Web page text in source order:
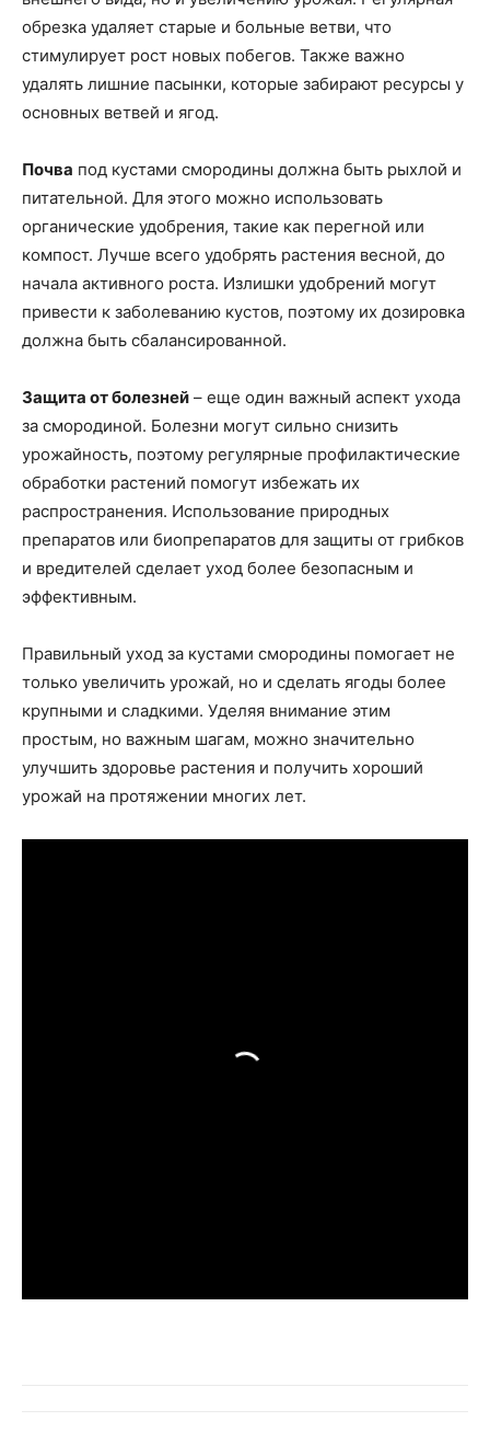
обрезка удаляет старые и больные ветви, что
стимулирует рост новых побегов. Также важно
удалять лишние пасынки, которые забирают ресурсы у
основных ветвей и ягод.
Почва под кустами смородины должна быть рыхлой и
питательной. Для этого можно использовать
органические удобрения, такие как перегной или
компост. Лучше всего удобрять растения весной, до
начала активного роста. Излишки удобрений могут
привести к заболеванию кустов, поэтому их дозировка
должна быть сбалансированной.
Защита от болезней – еще один важный аспект ухода
за смородиной. Болезни могут сильно снизить
урожайность, поэтому регулярные профилактические
обработки растений помогут избежать их
распространения. Использование природных
препаратов или биопрепаратов для защиты от грибков
и вредителей сделает уход более безопасным и
эффективным.
Правильный уход за кустами смородины помогает не
только увеличить урожай, но и сделать ягоды более
крупными и сладкими. Уделяя внимание этим
простым, но важным шагам, можно значительно
улучшить здоровье растения и получить хороший
урожай на протяжении многих лет.